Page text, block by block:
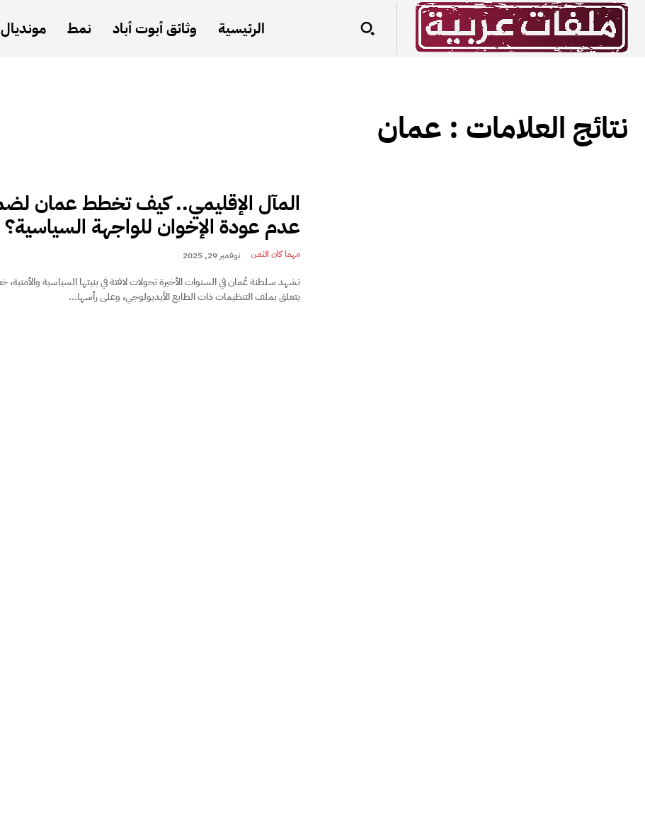
الرئيسية وثائق أبوت أباد نمط مونديال
نتائج العلامات : عمان
المآل الإقليمي.. كيف تخطط عمان
عدم عودة الإخوان للواجهة السياسية؟
مهما كان الثمن نوفمبر 29, 2025
تشهد سلطنة عُمان في السنوات الأخيرة تحولات لافتة في بنيتها السياسية
يتعلق بملف التنظيمات ذات الطابع الأيديولوجي، وعلى رأسها...